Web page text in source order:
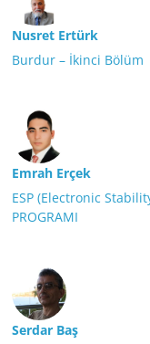
Nusret Ertürk
Burdur – İkinci Bölüm
Emrah Erçek
ESP (Electronic
PROGRAMI
Serdar Baş